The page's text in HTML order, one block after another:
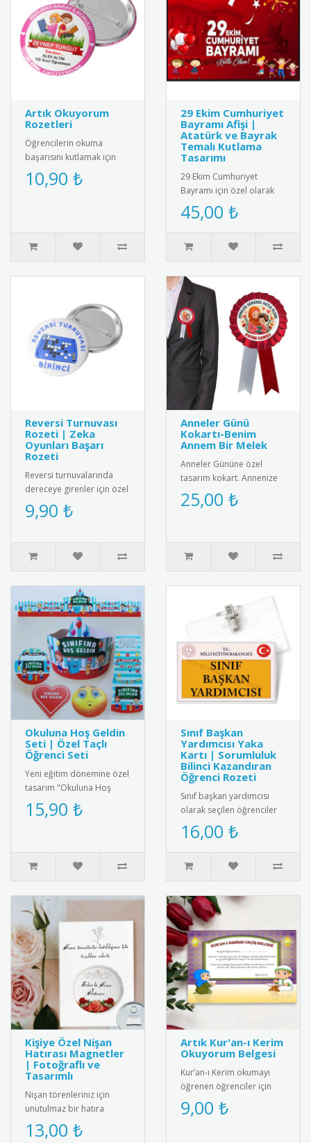
Artık Okuyorum
Rozetleri
Öğrencilerin okuma
başarısını kutlamak için
özel tasarlanmış "Artık
Okuyorum" rozet
10,90 ₺
29 Ekim Cumhuriyet
Bayramı Afişi |
Atatürk ve Bayrak
Temalı Kutlama
Tasarımı
29 Ekim Cumhuriyet
Bayramı için özel olarak
tasarlanmış afiş. Türk
bayrağı ve Atatürk
silüetiyle süs..
45,00 ₺
Reversi Turnuvası
Rozeti | Zeka
Oyunları Başarı
Rozeti
Reversi turnuvalarında
dereceye girenler için özel
tasarım rozet. Strateji ve
zeka oyunları başarısı..
9,90 ₺
Anneler Günü
Kokartı-Benim
Annem Bir Melek
Anneler Gününe özel
tasarım kokart. Annenize
sevginizi göstermek için
harika bir hediye
25,00 ₺
Okuluna Hoş Geldin
Seti | Özel Taçlı
Öğrenci Seti
Yeni eğitim dönemine özel
tasarım "Okuluna Hoş
Geldin Seti". Okulun ilk
günü anısına özel
15,90 ₺
Sınıf Başkan
Yardımcısı Yaka
Kartı | Sorumluluk
Bilinci Kazandıran
Öğrenci Rozeti
Sınıf başkan yardımcısı
olarak seçilen öğrenciler
için özel tasarlanmış yaka
kartı. Renkli baskısı, ..
16,00 ₺
Kişiye Özel Nişan
Hatırası Magnetler
| Fotoğraflı ve
Tasarımlı
Nişan törenleriniz için
unutulmaz bir hatıra
olacak buzdolabı
magnetleri kişiye özel
13,00 ₺
Artık Kur'an-ı Kerim
Okuyorum Belgesi
Kur’an-ı Kerim okumayı
öğrenen öğrenciler için
anlamlı ve şık bir başarı
belgesi. Sınıf içi törenler..
9,00 ₺